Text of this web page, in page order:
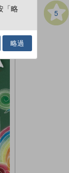
5
「略
略過